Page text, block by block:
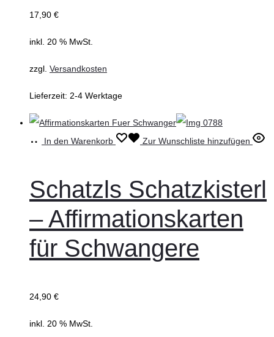
17,90 €
inkl. 20 % MwSt.
zzgl. Versandkosten
Lieferzeit: 2-4 Werktage
In den Warenkorb Zur Wunschliste hinzufügen
Schatzls Schatzkisterl
– Affirmationskarten
für Schwangere
24,90 €
inkl. 20 % MwSt.